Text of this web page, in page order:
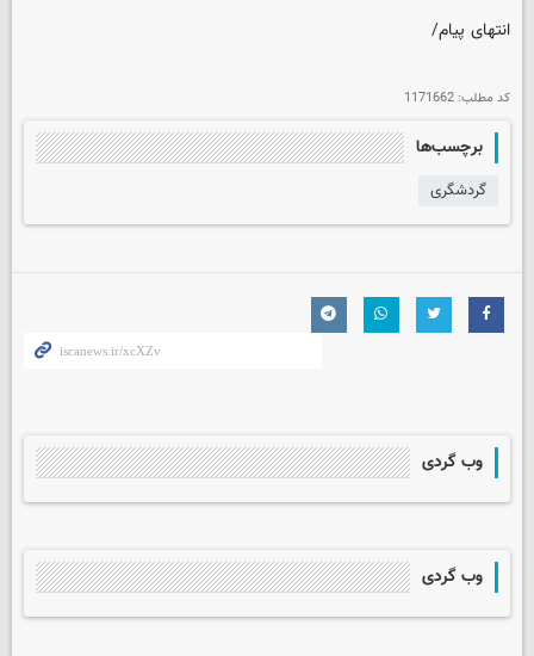
انتهای پیام/
کد مطلب: 1171662
برچسب‌ها
گردشگری
وب گردی
وب گردی